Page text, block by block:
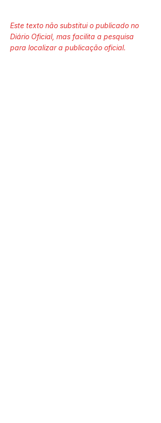
Este texto não substitui o publicado no
Diário Oficial, mas facilita a pesquisa
para localizar a publicação oficial.